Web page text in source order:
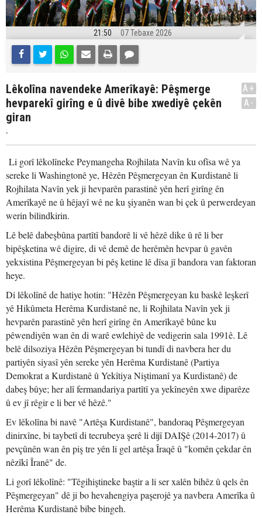
21:50 07 Tebaxe 2026
Lêkolîna navendeke Amerîkayê: Pêşmerge
hevparekî girîng e û divê bibe xwediyê çekên
giran
.
A+
A-
Li gorî lêkolîneke Peymangeha Rojhilata Navîn ku ofîsa wê ya
sereke li Washingtonê ye, Hêzên Pêşmergeyan ên Kurdistanê li
Rojhilata Navîn yek ji hevparên parastinê yên herî girîng ên
Amerîkayê ne û hêjayî wê ne ku şiyanên wan bi çek û perwerdeyan
werin bilindkirin.
Lê belê dabeşbûna partîtî bandorê li vê hêzê dike û rê li ber
bipêşketina wê digire, di vê demê de herêmên hevpar û gavên
yekxistina Pêşmergeyan bi pêş ketine lê dîsa jî bandora van faktoran
heye.
Di lêkolînê de hatiye hotin: "Hêzên Pêşmergeyan ku baskê leşkerî
yê Hikûmeta Herêma Kurdistanê ne, li Rojhilata Navîn yek ji
hevparên parastinê yên herî girîng ên Amerîkayê bûne ku
pêwendiyên wan ên di warê ewlehiyê de vedigerin sala 1991ê. Lê
belê dilsoziya Hêzên Pêşmergeyan bi tundî di navbera her du
partiyên siyasî yên sereke yên Herêma Kurdistanê (Partiya
Demokrat a Kurdistanê û Yekîtiya Niştimanî ya Kurdistanê) de
dabeş bûye; her alî fermandariya partîtî ya yekîneyên xwe diparêze
û ev jî rêgir e li ber vê hêzê."
Ev lêkolîna bi navê "Artêşa Kurdistanê", bandoraq Pêşmergeyan
dinirxîne, bi taybetî di tecrubeya şerê li dijî DAIŞê (2014-2017) û
pevçûnên wan ên piş tre yên li gel artêşa Îraqê û "komên çekdar ên
nêzîkî Îranê" de.
Li gorî lêkolînê: "Têgihiştineke baştir a li ser xalên bihêz û qels ên
Pêşmergeyan" dê ji bo hevahengiya paşerojê ya navbera Amerîka û
Herêma Kurdistanê bibe bingeh.